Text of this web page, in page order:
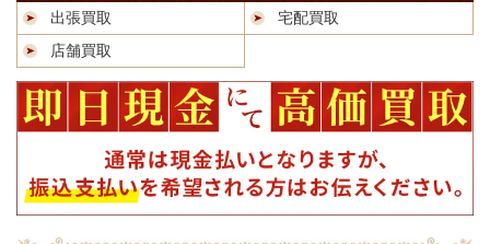
出張買取
宅配買取
店舗買取